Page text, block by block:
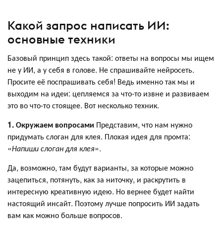
Какой запрос написать ИИ:
основные техники
Базовый принцип здесь такой: ответы на вопросы мы ищем
не у ИИ, а у себя в голове. Не спрашивайте нейросеть.
Просите её поспрашивать себя! Ведь именно так мы и
выходим на идеи: цепляемся за что-то извне и развиваем
это во что-то стоящее. Вот несколько техник.
1. Окружаем вопросами Представим, что нам нужно
придумать слоган для клея. Плохая идея для промта:
«Напиши слоган для клея».
Да, возможно, там будут варианты, за которые можно
зацепиться, потянуть, как за ниточку, и раскрутить в
интересную креативную идею. Но вернее будет найти
настоящий инсайт. Поэтому лучше попросить ИИ задать
вам как можно больше вопросов.